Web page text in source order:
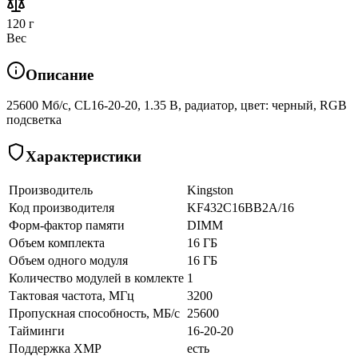
120 г
Вес
Описание
25600 Мб/с, CL16-20-20, 1.35 В, радиатор, цвет: черный, RGB
подсветка
Характеристики
Производитель
Kingston
Код производителя
KF432C16BB2A/16
Форм-фактор памяти
DIMM
Объем комплекта
16 ГБ
Объем одного модуля
16 ГБ
Количество модулей в комлекте 1
Тактовая частота, МГц
3200
Пропускная способность, МБ/с 25600
Тайминги
16-20-20
Поддержка XMP
есть